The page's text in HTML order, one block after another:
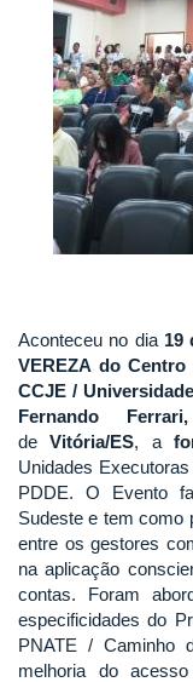
Aconteceu no dia 19
VEREZA do
CCJE /
Fernando
deVitória/ES, a
Unidades
PDDE. O Evento
Sudeste e tem como
entre os gestores
na aplicação
contas. Foram
especificidades do
PNATE / Caminho
melhoria do